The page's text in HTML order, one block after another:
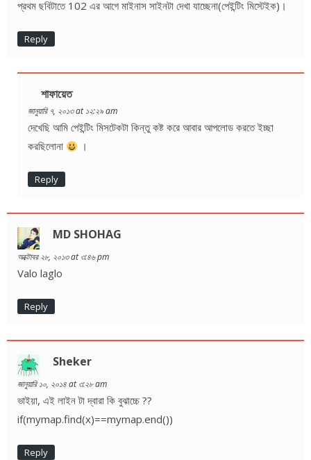
প্রথম ছবিটাতে 102 এর আগে মাইনাস সাইনটা দেখা যাচ্ছেনা(পেইন্টিং মিস্টেইক)।
Reply
শাফায়েত
জানুয়ারি ৭, ২০১৩ at ১২:২৯ am
দেখেছি আমি পেইন্টিং মিসটেকটা কিন্তু কষ্ট করে আবার আপলোড করতে ইচ্ছা
করছিলোনা
।
Reply
MD SHOHAG
অক্টোবর ২৮, ২০১৩ at ৩:৪৬ pm
Valo laglo
Reply
Sheker
জানুয়ারি ১০, ২০১৪ at ৩:২৮ am
ভাইয়া, এই লাইন টা দ্বারা কি বুঝাচ্চে ??
if(mymap.find(x)==mymap.end())
Reply